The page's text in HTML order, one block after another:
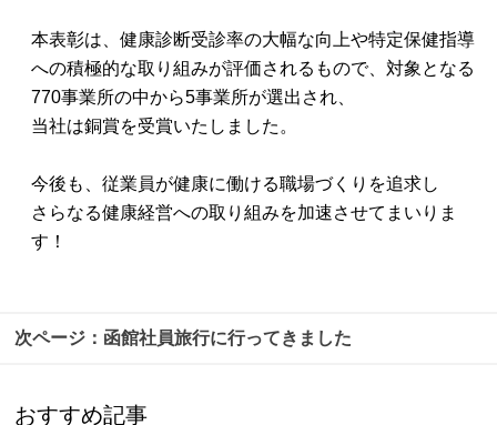
本表彰は、健康診断受診率の大幅な向上や特定保健指導
への積極的な取り組みが評価されるもので、対象となる
770事業所の中から5事業所が選出され、
当社は銅賞を受賞いたしました。
今後も、従業員が健康に働ける職場づくりを追求し
さらなる健康経営への取り組みを加速させてまいりま
す！
函館社員旅行に行ってきました
おすすめ記事